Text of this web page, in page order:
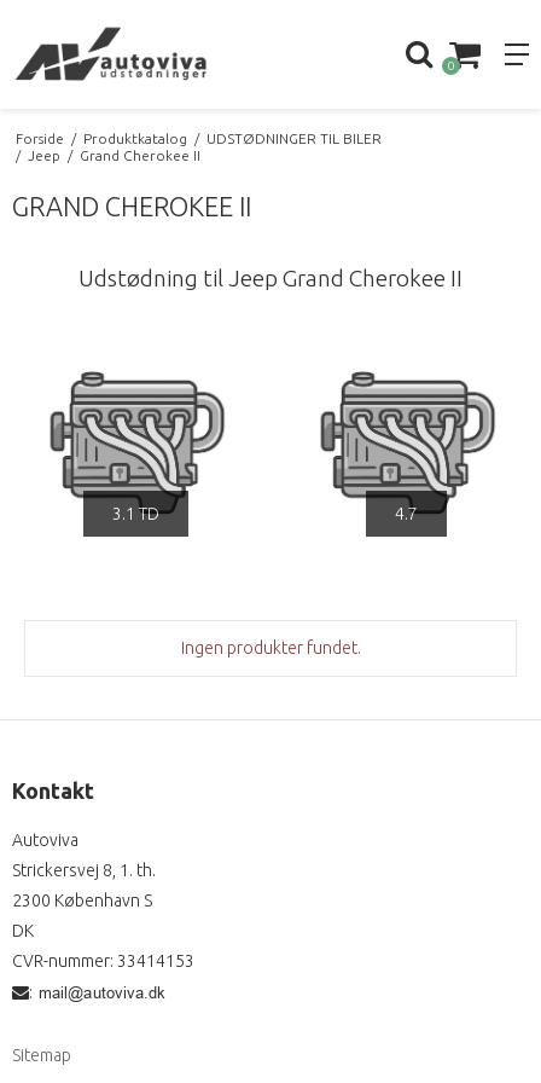
0
Forside / Produktkatalog / UDSTØDNINGER TIL BILER
/ Jeep / Grand Cherokee II
GRAND CHEROKEE II
Udstødning til Jeep Grand Cherokee II
3.1 TD 4.7
Ingen produkter fundet.
Kontakt
Autoviva
Strickersvej 8, 1. th.
2300 København S
DK
CVR-nummer: 33414153
:
Sitemap